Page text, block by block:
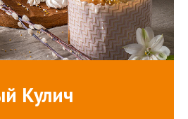
Кулич